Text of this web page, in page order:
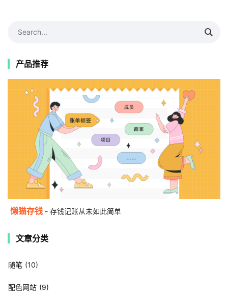
产品推荐
懒猫存钱 - 存钱记账从未如此简单
文章分类
随笔 10
配色网站 9